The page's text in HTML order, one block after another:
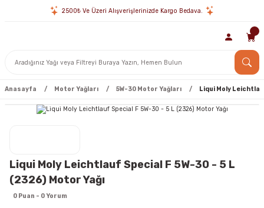
2500₺ Ve Üzeri Alışverişlerinizde Kargo Bedava.
Anasayfa Motor Yağları 5W-30 Motor Yağları Liqui Moly
Liqui Moly Leichtlauf Special F 5W-30 - 5 L
(2326) Motor Yağı
0 Puan - 0 Yorum